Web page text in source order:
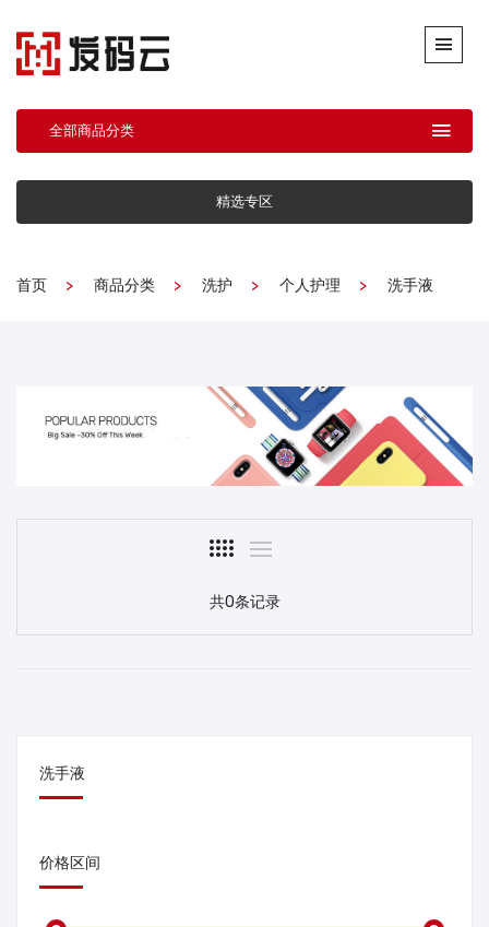
全部商品分类
精选专区
首页 商品分类 洗护 个人护理 洗手液
共0条记录
洗手液
价格区间